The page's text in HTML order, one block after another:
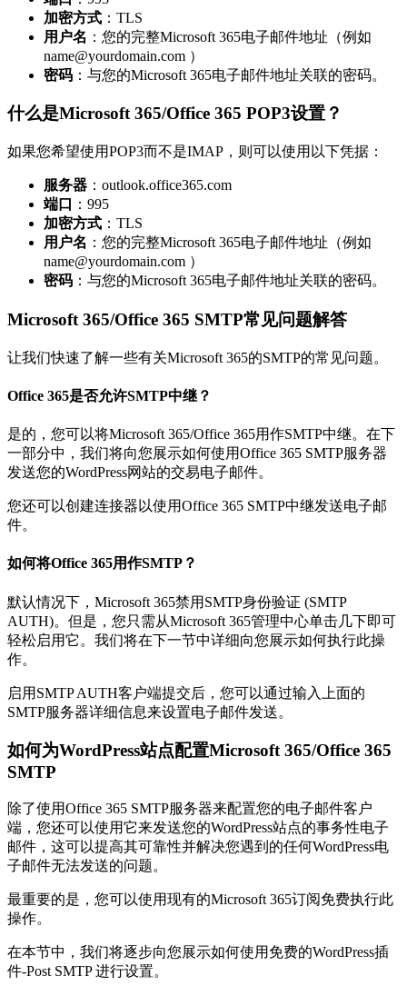
加密方式 ：TLS
用户名 ：您的完整Microsoft 365电子邮件地址（例如
name@yourdomain.com ）
密码 ：与您的Microsoft 365电子邮件地址关联的密码。
什么是Microsoft 365/Office 365 POP3设置？
如果您希望使用POP3而不是IMAP，则可以使用以下凭据：
服务器 ：outlook.office365.com
端口
：995
加密方式 ：TLS
用户名 ：您的完整Microsoft 365电子邮件地址（例如
name@yourdomain.com ）
密码 ：与您的Microsoft 365电子邮件地址关联的密码。
Microsoft 365/Office 365 SMTP常见问题解答
让我们快速了解一些有关Microsoft 365的SMTP的常见问题。
Office 365是否允许SMTP中继？
是的，您可以将Microsoft 365/Office 365用作SMTP中继。在下
一部分中，我们将向您展示如何使用Office 365 SMTP服务器
发送您的WordPress网站的交易电子邮件。
您还可以创建连接器以使用Office 365 SMTP中继发送电子邮
件。
如何将Office 365用作SMTP？
默认情况下，Microsoft 365禁用SMTP身份验证 (SMTP
AUTH)。但是，您只需从Microsoft 365管理中心单击几下即可
轻松启用它。我们将在下一节中详细向您展示如何执行此操
作。
启用SMTP AUTH客户端提交后，您可以通过输入上面的
SMTP服务器详细信息来设置电子邮件发送。
如何为WordPress站点配置Microsoft 365/Office 365
SMTP
除了使用Office 365 SMTP服务器来配置您的电子邮件客户
端，您还可以使用它来发送您的WordPress站点的事务性电子
邮件，这可以提高其可靠性并解决您遇到的任何WordPress电
子邮件无法发送的问题。
最重要的是，您可以使用现有的Microsoft 365订阅免费执行此
操作。
在本节中，我们将逐步向您展示如何使用免费的WordPress插
件-Post SMTP 进行设置。